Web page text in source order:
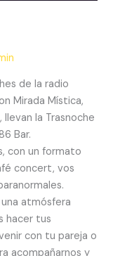
de la radio
Mirada Mística,
la Trasnoche
Bar.
con un formato
concert, vos
atmósfera
hacer tus
con tu pareja o
acompañarnos y